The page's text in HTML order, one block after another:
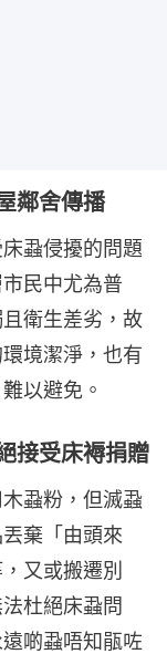
鄰舍傳播
蝨侵擾的問題
民中尤為普
衛生差劣，故
境潔淨，也有
以避免。
接受床褥捐贈
蝨粉，但滅蝨
棄「由頭來
又或搬遷別
杜絕床蝨問
啲蝨唔知瓹咗